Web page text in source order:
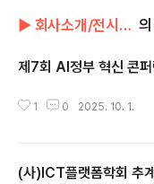
▶ 회사소개/전시회&세미나
제7회 AI정부 혁신 콘퍼
1 0 2025. 10. 1.
(사)ICT플랫폼학회 추